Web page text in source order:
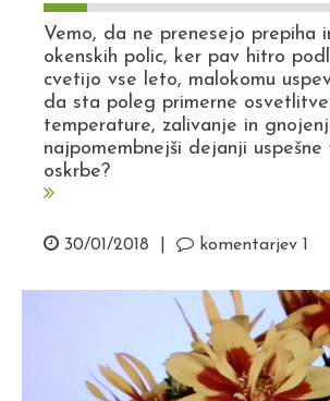
Vemo, da ne prenesejo prepiha
okenskih polic, ker pav hitro
cvetijo vse leto, malokomu
da sta poleg primerne
temperature, zalivanje in
najpomembnejši dejanji uspešne
oskrbe?
30/01/2018 komentarjev 1